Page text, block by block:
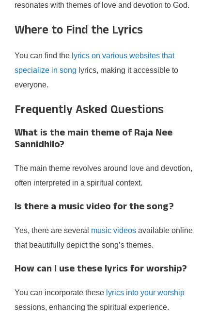
resonates with themes of love and devotion to God.
Where to Find the Lyrics
You can find the lyrics on various websites that
specialize in song lyrics, making it accessible to
everyone.
Frequently Asked Questions
What is the main theme of Raja Nee
Sannidhilo?
The main theme revolves around love and devotion,
often interpreted in a spiritual context.
Is there a music video for the song?
Yes, there are several music videos available online
that beautifully depict the song’s themes.
How can I use these lyrics for worship?
You can incorporate these lyrics into your worship
sessions, enhancing the spiritual experience.